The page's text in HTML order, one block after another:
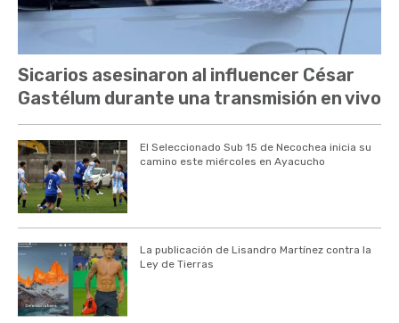
Sicarios asesinaron al influencer César
Gastélum durante una transmisión en vivo
El Seleccionado Sub 15 de Necochea inicia su
camino este miércoles en Ayacucho
La publicación de Lisandro Martínez contra la
Ley de Tierras